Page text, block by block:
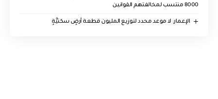
8000 منتسب لمخالفتهم القوانين
الإعمار: لا موعد محدد لتوزيع المليون قطعة أرضٍ سكنيَّةٍ